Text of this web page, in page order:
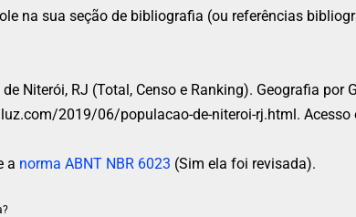
na sua seção de bibliografia (ou referências
Niterói, RJ (Total, Censo e Ranking). Geografia por
2019/06/populacao-de-niteroi-rj.html. Acesso
a norma ABNT NBR 6023 (Sim ela foi revisada).